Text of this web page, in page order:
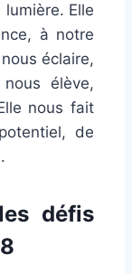
Elle
à notre
éclaire,
élève,
nous fait
de
défis